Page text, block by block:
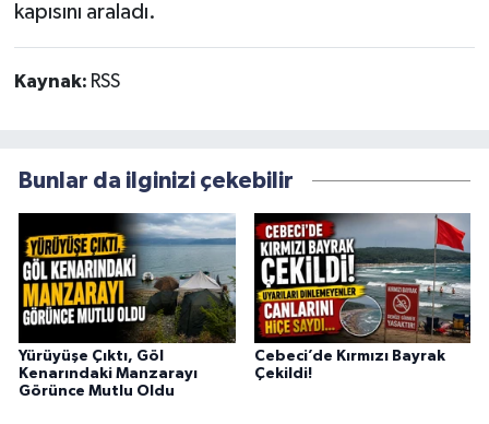
kapısını araladı.
Kaynak: RSS
Bunlar da ilginizi çekebilir
Yürüyüşe Çıktı, Göl
Kenarındaki Manzarayı
Görünce Mutlu Oldu
Cebeci’de Kırmızı Bayrak
Çekildi!